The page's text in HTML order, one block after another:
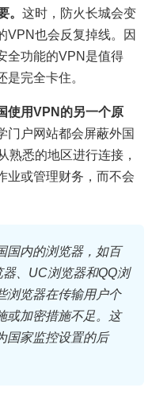
。 这时，防火长城会变
VPN也会反复掉线。因
全功能的VPN是值得
完全卡住。
使用VPN的另一个原
门户网站都会屏蔽外国
熟悉的地区进行连接，
业或管理财务，而不会
国内的浏览器，如百
、UC浏览器和QQ浏
浏览器在传输用户个
或加密措施不足。这
国家监控设置的后